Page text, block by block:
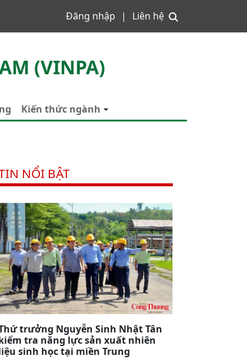
Đăng nhập Liên hệ
(VINPA)
Kiến thức ngành
NỔI BẬT
trưởng Nguyễn Sinh Nhật Tân
tra năng lực sản xuất nhiên
sinh học tại miền Trung